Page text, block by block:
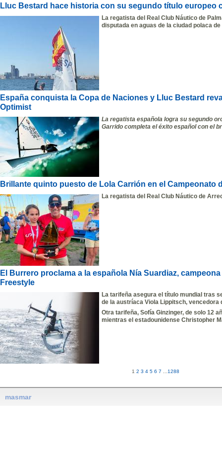
Lluc Bestard hace historia con su segundo título europeo
La regatista del Real Club Náutico de
disputada en aguas de la ciudad polaca de
España conquista la Copa de Naciones y Lluc Bestard
Optimist
La regatista española logra su segundo
Garrido completa el éxito español con el
Brillante quinto puesto de Lola Carrión en el Campeonato
La regatista del Real Club Náutico de
El Burrero proclama a la española Nía Suardiaz,
Freestyle
La tarifeña asegura el título mundial tras
de la austríaca Viola Lippitsch, vencedora
Otra tarifeña, Sofía Ginzinger, de solo 12
mientras el estadounidense Christopher
1 2 3 4 5 6 7 1288
masmar